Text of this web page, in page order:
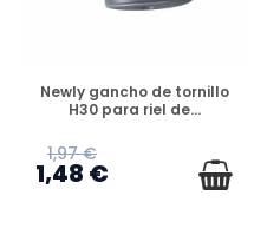
DISPONIBLE
Newly gancho de tornillo
H30 para riel de...
1,97 €
1,48 €